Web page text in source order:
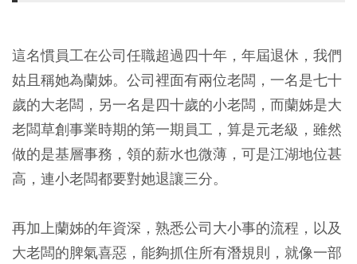
這名慣員工在公司任職超過四十年，年屆退休，我們
姑且稱她為蘭姊。公司裡面有兩位老闆，一名是七十
歲的大老闆，另一名是四十歲的小老闆，而蘭姊是大
老闆草創事業時期的第一期員工，算是元老級，雖然
做的是基層事務，領的薪水也微薄，可是江湖地位甚
高，連小老闆都要對她退讓三分。
再加上蘭姊的年資深，熟悉公司大小事的流程，以及
大老闆的脾氣喜惡，能夠抓住所有潛規則，就像一部